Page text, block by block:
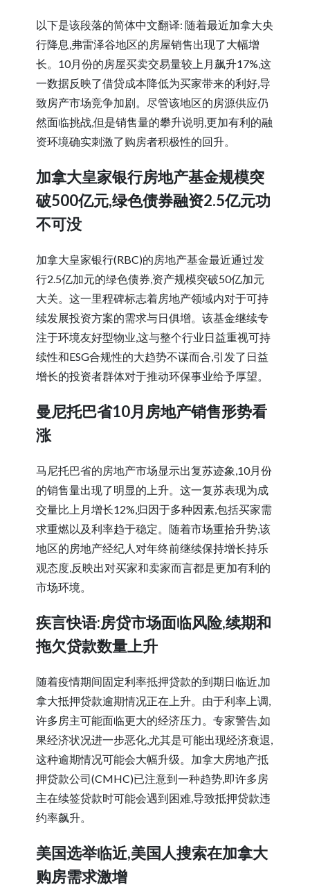
以下是该段落的简体中文翻译: 随着最近加拿大央
行降息,弗雷泽谷地区的房屋销售出现了大幅增
长。10月份的房屋买卖交易量较上月飙升17%,这
一数据反映了借贷成本降低为买家带来的利好,导
致房产市场竞争加剧。尽管该地区的房源供应仍
然面临挑战,但是销售量的攀升说明,更加有利的融
资环境确实刺激了购房者积极性的回升。
加拿大皇家银行房地产基金规模突
破500亿元,绿色债券融资2.5亿元功
不可没
加拿大皇家银行(RBC)的房地产基金最近通过发
行2.5亿加元的绿色债券,资产规模突破50亿加元
大关。这一里程碑标志着房地产领域内对于可持
续发展投资方案的需求与日俱增。该基金继续专
注于环境友好型物业,这与整个行业日益重视可持
续性和ESG合规性的大趋势不谋而合,引发了日益
增长的投资者群体对于推动环保事业给予厚望。
曼尼托巴省10月房地产销售形势看
涨
马尼托巴省的房地产市场显示出复苏迹象,10月份
的销售量出现了明显的上升。这一复苏表现为成
交量比上月增长12%,归因于多种因素,包括买家需
求重燃以及利率趋于稳定。随着市场重拾升势,该
地区的房地产经纪人对年终前继续保持增长持乐
观态度,反映出对买家和卖家而言都是更加有利的
市场环境。
疾言快语:房贷市场面临风险,续期和
拖欠贷款数量上升
随着疫情期间固定利率抵押贷款的到期日临近,加
拿大抵押贷款逾期情况正在上升。由于利率上调,
许多房主可能面临更大的经济压力。专家警告,如
果经济状况进一步恶化,尤其是可能出现经济衰退,
这种逾期情况可能会大幅升级。加拿大房地产抵
押贷款公司(CMHC)已注意到一种趋势,即许多房
主在续签贷款时可能会遇到困难,导致抵押贷款违
约率飙升。
美国选举临近,美国人搜索在加拿大
购房需求激增